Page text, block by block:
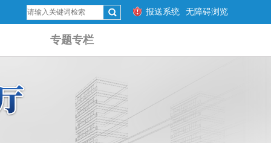
报送系统 无障碍浏览
专题专栏